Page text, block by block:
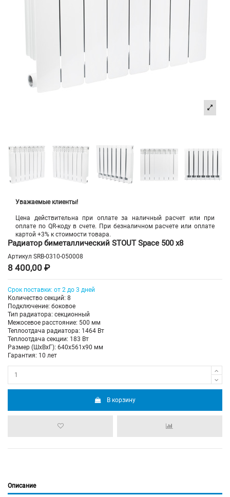
Уважаемые клиенты!
Цена действительна при оплате за наличный расчет или при
оплате по QR-коду в счете. При безналичном расчете или оплате
картой +3% к стоимости товара.
Радиатор биметаллический STOUT Space 500 х8
Артикул SRB-0310-050008
8 400,00 ₽
Срок поставки: от 2 до 3 дней
Количество секций: 8
Подключение: боковое
Тип радиатора: секционный
Межосевое расстояние: 500 мм
Теплоотдача радиатора: 1464 Вт
Теплоотдача секции: 183 Вт
Размер (ШхВхГ): 640х561х90 мм
Гарантия: 10 лет
В корзину
Описание